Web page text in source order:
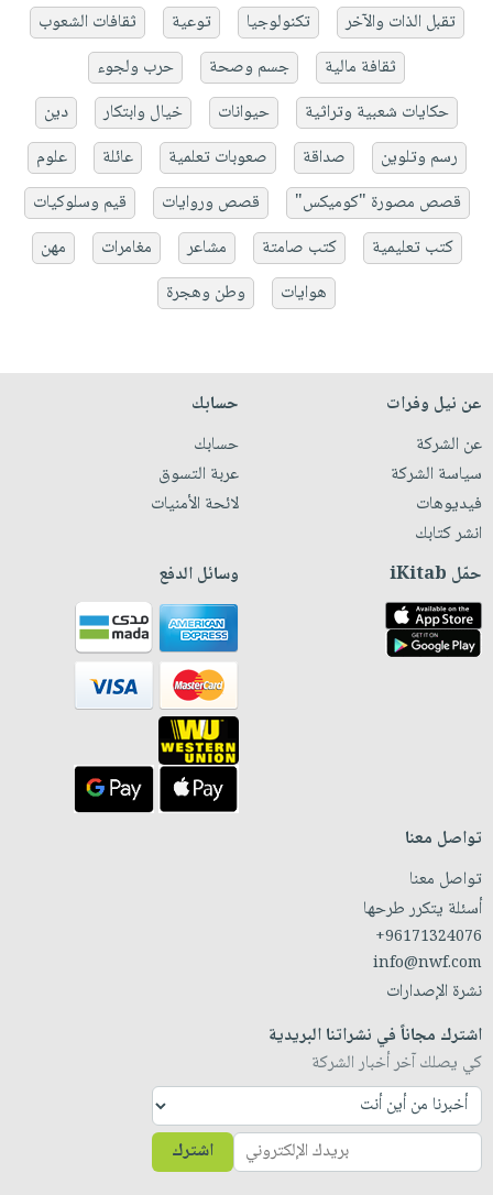
تقبل الذات والآخر
تكنولوجيا توعية
ثقافات الشعوب
ثقافة مالية
جسم وصحة
حرب ولجوء
حكايات شعبية وتراثية
حيوانات خيال وابتكار
دين
رسم وتلوين
صداقة صعوبات تعلمية عائلة
علوم
قصص مصورة "كوميكس"
قصص وروايات
قيم وسلوكيات
كتب تعليمية
كتب صامتة مشاعر مغامرات
مهن
هوايات
وطن وهجرة
عن نيل وفرات
عن الشركة
سياسة الشركة
فيديوهات
انشر كتابك
حسابك
حسابك
عربة التسوق
لائحة الأمنيات
حمّل iKitab وسائل الدفع
تواصل معنا
تواصل معنا
أسئلة يتكرر طرحها
+96171324076
info@nwf.com
نشرة الإصدارات
اشترك مجاناً في نشراتنا البريدية
كي يصلك آخر أخبار الشركة
اشترك